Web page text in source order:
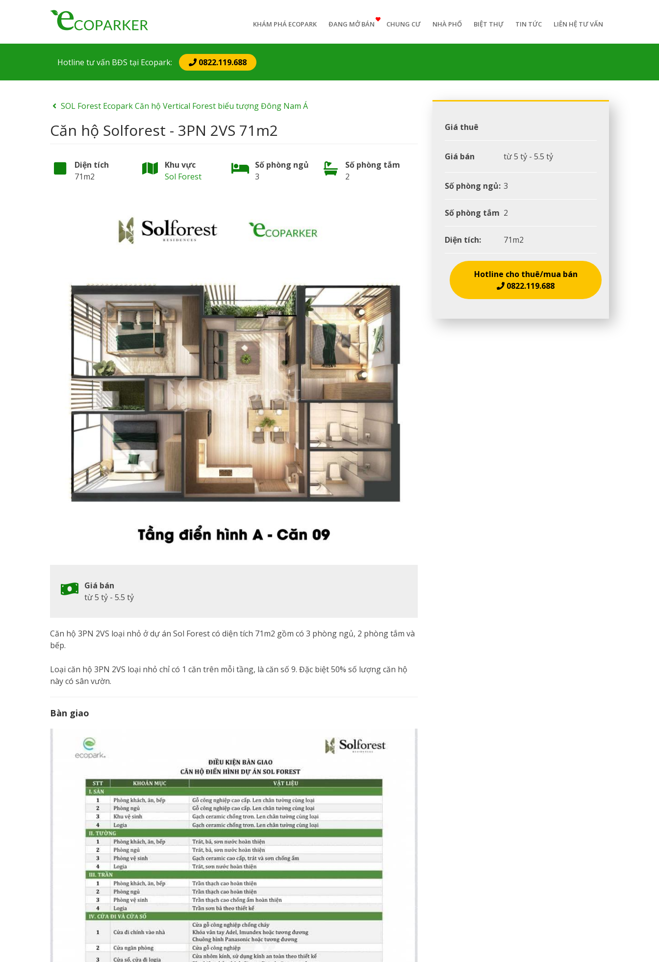
navigationKHÁM PHÁ ECOPARK ĐANG MỞ BÁN CHUNG CƯ NHÀ PHỐ BIỆT THỰ TIN TỨC LIÊN HỆ TƯ VẤN
Hotline tư vấn BĐS tại Ecopark: 0822.119.688
SOL Forest Ecopark Căn hộ Vertical Forest biểu tượng Đông Nam Á
Căn hộ Solforest - 3PN 2VS 71m2
Diện tích
71m2
Khu vực
Sol Forest
Số phòng ngủ
3
Số phòng tắm
2
Giá bán
từ 5 tỷ - 5.5 tỷ
Căn hộ 3PN 2VS loại nhỏ ở dự án Sol Forest có diện tích 71m2 gồm có 3 phòng ngủ, 2 phòng tắm và
bếp.
Loại căn hộ 3PN 2VS loại nhỏ chỉ có 1 căn trên mỗi tầng, là căn số 9. Đặc biệt 50% số lượng căn hộ
này có sân vườn.
Bàn giao
Giá thuê
Giá bán từ 5 tỷ - 5.5 tỷ
Số phòng ngủ: 3
Số phòng tắm 2
Diện tích: 71m2
Hotline cho thuê/mua bán
0822.119.688